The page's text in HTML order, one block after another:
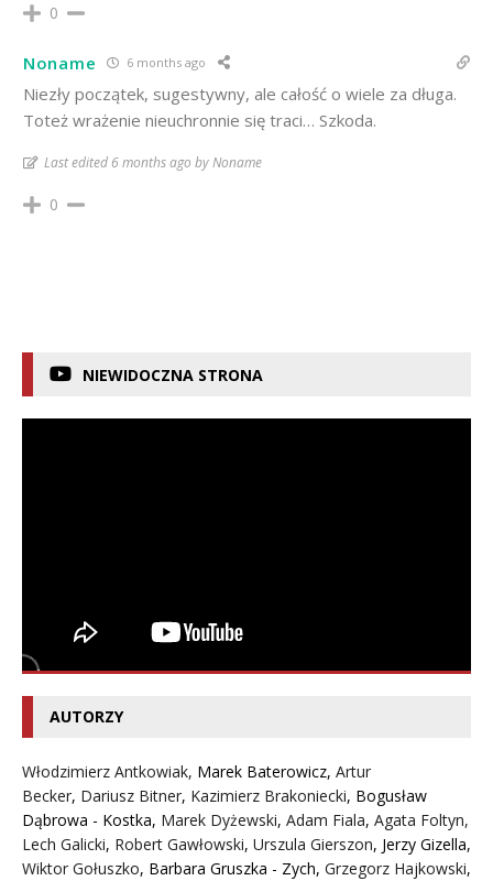
0
Noname 6 months ago
Niezły początek, sugestywny, ale całość o wiele za długa.
Toteż wrażenie nieuchronnie się traci… Szkoda.
Last edited 6 months ago by Noname
0
NIEWIDOCZNA STRONA
AUTORZY
Włodzimierz Antkowiak, Marek Baterowicz, Artur
Becker, Dariusz Bitner, Kazimierz Brakoniecki, Bogusław
Dąbrowa - Kostka, Marek Dyżewski, Adam Fiala, Agata Foltyn,
Lech Galicki, Robert Gawłowski, Urszula Gierszon, Jerzy Gizella,
Wiktor Gołuszko, Barbara Gruszka - Zych, Grzegorz Hajkowski,